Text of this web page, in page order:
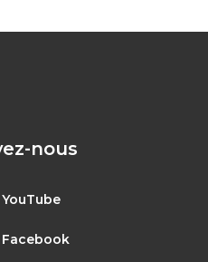
nous
YouTube
Facebook